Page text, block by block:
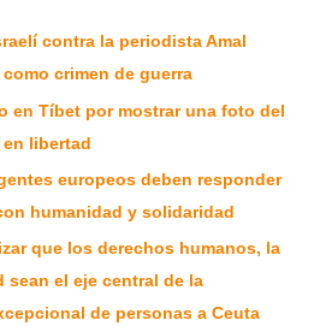
contra la periodista Amal
crimen de guerra
en Tíbet por mostrar una foto del
en libertad
europeos deben responder
humanidad y solidaridad
que los derechos humanos, la
el eje central de la
de personas a Ceuta